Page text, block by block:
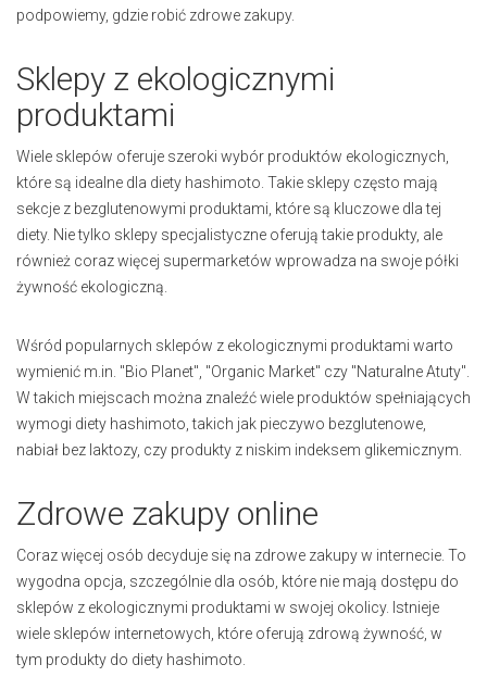
podpowiemy, gdzie robić zdrowe zakupy.
Sklepy z ekologicznymi
produktami
Wiele sklepów oferuje szeroki wybór produktów ekologicznych,
które są idealne dla diety hashimoto. Takie sklepy często mają
sekcje z bezglutenowymi produktami, które są kluczowe dla tej
diety. Nie tylko sklepy specjalistyczne oferują takie produkty, ale
również coraz więcej supermarketów wprowadza na swoje półki
żywność ekologiczną.
Wśród popularnych sklepów z ekologicznymi produktami warto
wymienić m.in. "Bio Planet", "Organic Market" czy "Naturalne Atuty".
W takich miejscach można znaleźć wiele produktów spełniających
wymogi diety hashimoto, takich jak pieczywo bezglutenowe,
nabiał bez laktozy, czy produkty z niskim indeksem glikemicznym.
Zdrowe zakupy online
Coraz więcej osób decyduje się na zdrowe zakupy w internecie. To
wygodna opcja, szczególnie dla osób, które nie mają dostępu do
sklepów z ekologicznymi produktami w swojej okolicy. Istnieje
wiele sklepów internetowych, które oferują zdrową żywność, w
tym produkty do diety hashimoto.